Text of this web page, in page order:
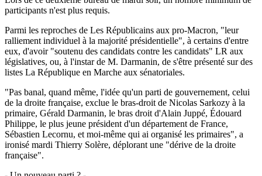
participants n'est plus requis.
Parmi les reproches de Les Républicains aux pro-Macron, "leur
ralliement individuel à la majorité présidentielle", à certains d'entre
eux, d'avoir "soutenu des candidats contre les candidats" LR aux
législatives, ou, à l'instar de M. Darmanin, de s'être présenté sur des
listes La République en Marche aux sénatoriales.
"Pas banal, quand même, l'idée qu'un parti de gouvernement, celui
de la droite française, exclue le bras-droit de Nicolas Sarkozy à la
primaire, Gérald Darmanin, le bras droit d'Alain Juppé, Édouard
Philippe, le plus jeune président d'un département de France,
Sébastien Lecornu, et moi-même qui ai organisé les primaires", a
ironisé mardi Thierry Solère, déplorant une "dérive de la droite
française".